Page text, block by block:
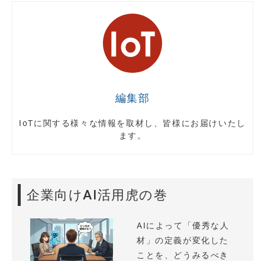
編集部
IoTに関する様々な情報を取材し、皆様にお届けいたし
ます。
企業向けAI活用虎の巻
AIによって「優秀な人
材」の定義が変化した
ことを、どうみるべき